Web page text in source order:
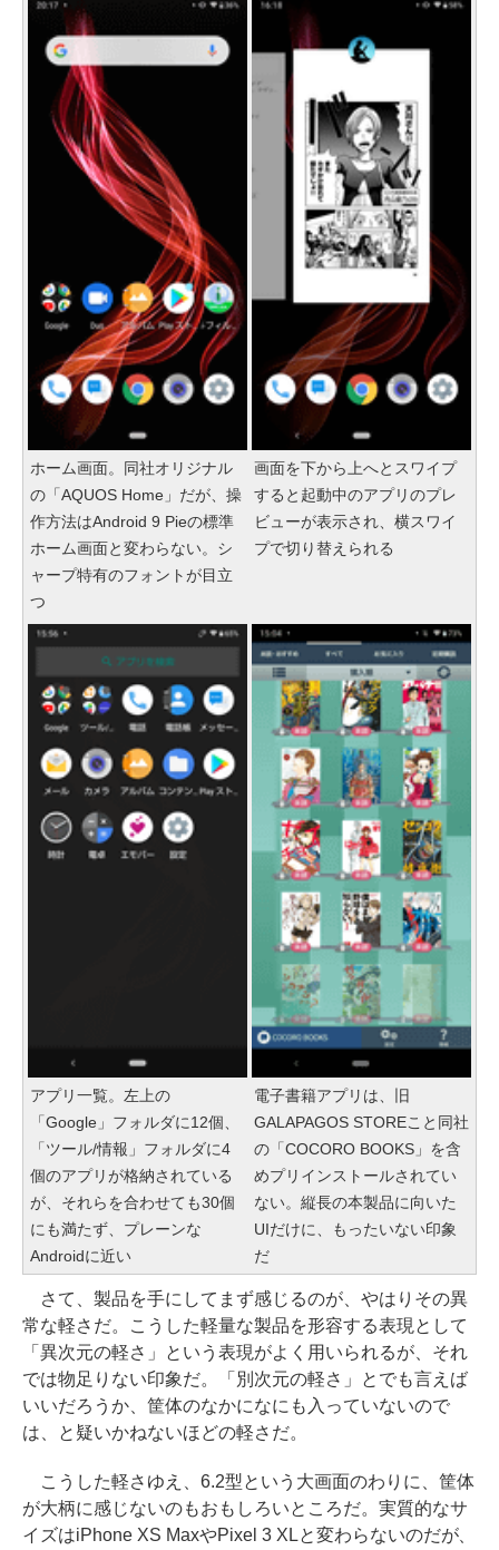
ホーム画面。同社オリジナル
の「AQUOS Home」だが、操
作方法はAndroid 9 Pieの標準
ホーム画面と変わらない。シ
ャープ特有のフォントが目立
つ
画面を下から上へとスワイプ
すると起動中のアプリのプレ
ビューが表示され、横スワイ
プで切り替えられる
アプリ一覧。左上の
「Google」フォルダに12個、
「ツール/情報」フォルダに4
個のアプリが格納されている
が、それらを合わせても30個
にも満たず、プレーンな
Androidに近い
電子書籍アプリは、旧
GALAPAGOS STOREこと同社
の「COCORO BOOKS」を含
めプリインストールされてい
ない。縦長の本製品に向いた
UIだけに、もったいない印象
だ
さて、製品を手にしてまず感じるのが、やはりその異
常な軽さだ。こうした軽量な製品を形容する表現として
「異次元の軽さ」という表現がよく用いられるが、それ
では物足りない印象だ。「別次元の軽さ」とでも言えば
いいだろうか、筐体のなかになにも入っていないので
は、と疑いかねないほどの軽さだ。
こうした軽さゆえ、6.2型という大画面のわりに、筐体
が大柄に感じないのもおもしろいところだ。実質的なサ
イズはiPhone XS MaxやPixel 3 XLと変わらないのだが、